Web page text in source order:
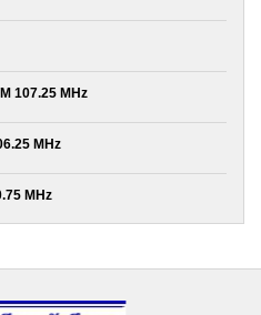
107.25 MHz
MHz
MHz
106.75 MHz